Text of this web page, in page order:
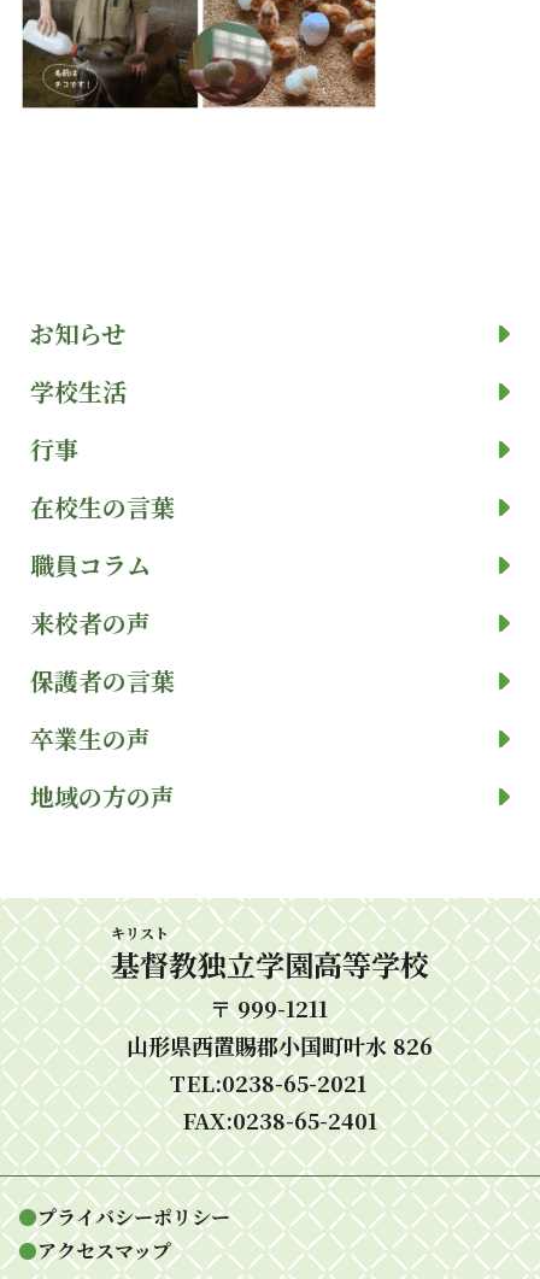
お知らせ
学校生活
行事
在校生の言葉
職員コラム
来校者の声
保護者の言葉
卒業生の声
地域の方の声
基督
キリスト
教独立学園高等学校
〒 999-1211
山形県西置賜郡小国町叶水 826
TEL:0238-65-2021
FAX:0238-65-2401
●プライバシーポリシー
●アクセスマップ